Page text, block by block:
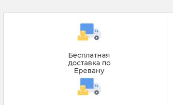
Бесплатная
доставка по
Еревану